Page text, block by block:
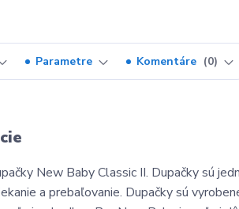
Parametre Komentáre 0
New Baby Classic II. Dupačky sú
a prebaľovanie. Dupačky sú